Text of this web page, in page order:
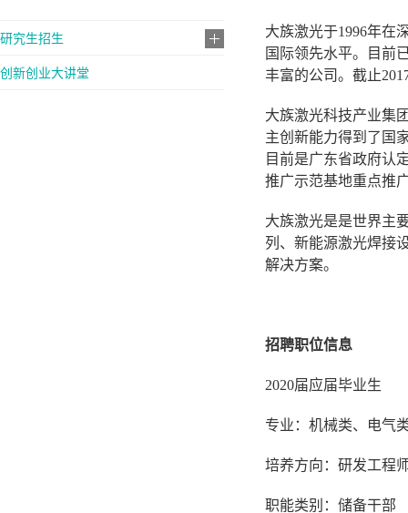
研究生招生
创新创业大讲堂
大族激光于1996年在
国际领先水平。目前
丰富的公司。截止
大族激光科技产业集
主创新能力得到了国
目前是广东省政府认
推广示范基地重点推
大族激光是是世界主
列、新能源激光焊接
解决方案。
招聘职位信息
2020届应届毕业生
专业：机械类、电气
培养方向：研发工程
职能类别：储备干部